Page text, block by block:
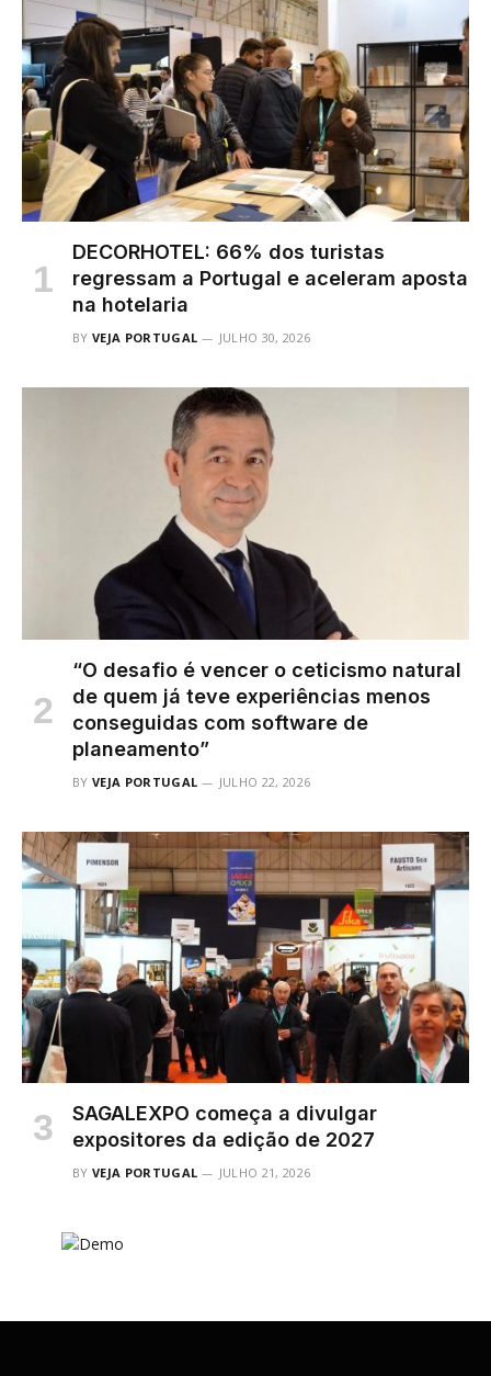
DECORHOTEL: 66% dos turistas
regressam a Portugal e aceleram aposta
na hotelaria
BY VEJA PORTUGAL JULHO 30, 2026
“O desafio é vencer o ceticismo natural
de quem já teve experiências menos
conseguidas com software de
planeamento”
BY VEJA PORTUGAL JULHO 22, 2026
SAGALEXPO começa a divulgar
expositores da edição de 2027
BY VEJA PORTUGAL JULHO 21, 2026